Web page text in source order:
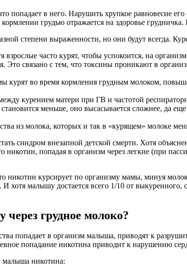
попадает в него. Нарушить хрупкое равновесие
грудью отражается на здоровье
степени выраженности, но они будут всегда.
часто курят, чтобы успокоится, на
Это связано с тем, что токсины проникают в
курят во время кормления грудным молоком,
курением матери при ГВ и частотой
меньше, оно высасывается сложнее, да
из молока, которых и так в «курящем» молоке
синдром внезапной детской смерти. Хотя
попадая в организм через легкие (при
никотин курсирует по организму мамы, минуя
хотя малышу достается всего 1/10 от
через грудное молоко?
попадает в организм малыша, приводят к
попадание никотина приводит к нарушению
малыша никотина: